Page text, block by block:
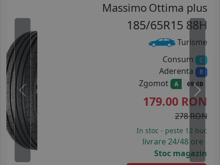
Massimo Ottima plus
185/65R15 88H
Turisme
Consum C
Aderenta B
Zgomot A 69 dB
179.00 RON
278 RON
In stoc - peste 12 buc
livrare 24/48 ore
Stoc magazin
Previous Next